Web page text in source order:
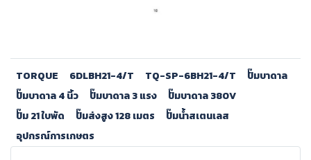
TORQUE 6DLBH21-4/T TQ-SP-6BH21-4/T
ปั๊มบาดาล
ปั๊มบาดาล 4 นิ้ว
ปั๊มบาดาล 3 แรง
ปั๊มบาดาล 380V
ปั๊ม 21 ใบพัด
ปั๊มส่งสูง 128 เมตร
ปั๊มน้ำสเตนเลส
อุปกรณ์การเกษตร